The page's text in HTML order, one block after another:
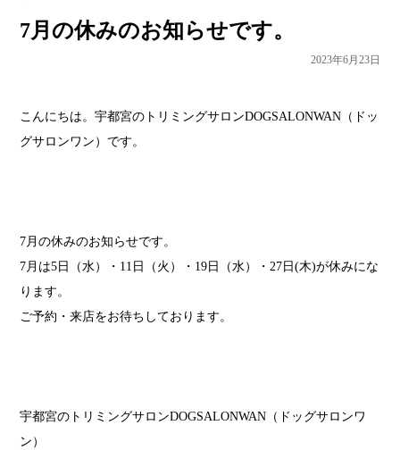
7月の休みのお知らせです。
2023年6月23日
こんにちは。宇都宮のトリミングサロンDOGSALONWAN（ドッ
グサロンワン）です。
7月の休みのお知らせです。
7月は5日（水）・11日（火）・19日（水）・27日(木)が休みにな
ります。
ご予約・来店をお待ちしております。
宇都宮のトリミングサロンDOGSALONWAN（ドッグサロンワ
ン）